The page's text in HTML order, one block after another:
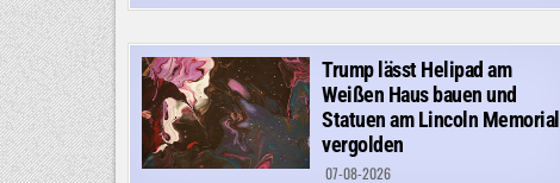
Trump lässt Helipad am
Weißen Haus bauen und
Statuen am Lincoln Memorial
vergolden
07-08-2026